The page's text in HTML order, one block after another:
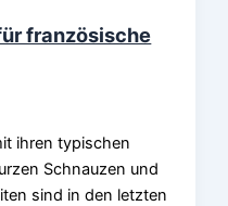
französische
ihren typischen
Schnauzen und
sind in den letzten